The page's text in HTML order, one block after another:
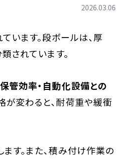
2026.03.06
います。段ボールは、厚
されています。
管効率・自動化設備との
が変わると、耐荷重や緩衝
す。また、積み付け作業の